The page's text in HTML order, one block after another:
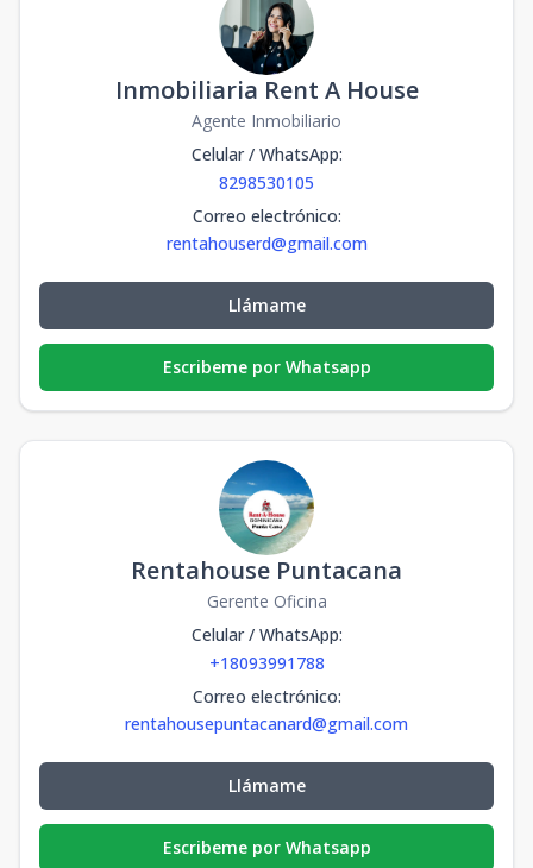
Inmobiliaria Rent A House
Agente Inmobiliario
Celular / WhatsApp:
8298530105
Correo electrónico:
rentahouserd@gmail.com
Llámame
Escribeme por Whatsapp
Rentahouse Puntacana
Gerente Oficina
Celular / WhatsApp:
+18093991788
Correo electrónico:
rentahousepuntacanard@gmail.com
Llámame
Escribeme por Whatsapp